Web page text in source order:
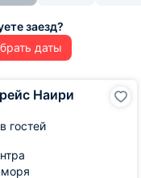
даты
Наири
гостей